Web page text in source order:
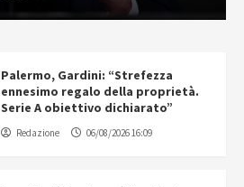
Palermo, Gardini: “Strefezza
ennesimo regalo della proprietà.
Serie A obiettivo dichiarato”
Redazione 06/08/2026 16:09